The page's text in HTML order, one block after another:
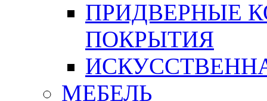
ПРИДВЕРНЫЕ
ПОКРЫТИЯ
МЕБЕЛЬ